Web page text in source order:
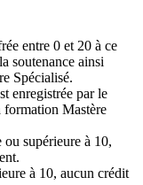
entre 0 et 20 à ce
soutenance ainsi
Spécialisé.
enregistrée par le
formation Mastère
ou supérieure à 10,
à 10, aucun crédit